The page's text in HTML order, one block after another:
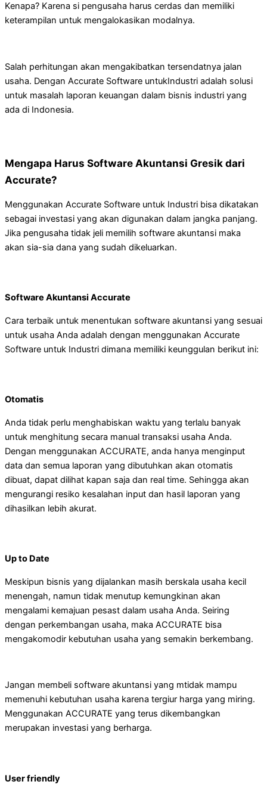
Kenapa? Karena si pengusaha harus cerdas dan memiliki
keterampilan untuk mengalokasikan modalnya.
Salah perhitungan akan mengakibatkan tersendatnya jalan
usaha. Dengan Accurate Software untukIndustri adalah solusi
untuk masalah laporan keuangan dalam bisnis industri yang
ada di Indonesia.
Mengapa Harus Software Akuntansi Gresik dari
Accurate?
Menggunakan Accurate Software untuk Industri bisa dikatakan
sebagai investasi yang akan digunakan dalam jangka panjang.
Jika pengusaha tidak jeli memilih software akuntansi maka
akan sia-sia dana yang sudah dikeluarkan.
Software Akuntansi Accurate
Cara terbaik untuk menentukan software akuntansi yang sesuai
untuk usaha Anda adalah dengan menggunakan Accurate
Software untuk Industri dimana memiliki keunggulan berikut ini:
Otomatis
Anda tidak perlu menghabiskan waktu yang terlalu banyak
untuk menghitung secara manual transaksi usaha Anda.
Dengan menggunakan ACCURATE, anda hanya menginput
data dan semua laporan yang dibutuhkan akan otomatis
dibuat, dapat dilihat kapan saja dan real time. Sehingga akan
mengurangi resiko kesalahan input dan hasil laporan yang
dihasilkan lebih akurat.
Up to Date
Meskipun bisnis yang dijalankan masih berskala usaha kecil
menengah, namun tidak menutup kemungkinan akan
mengalami kemajuan pesast dalam usaha Anda. Seiring
dengan perkembangan usaha, maka ACCURATE bisa
mengakomodir kebutuhan usaha yang semakin berkembang.
Jangan membeli software akuntansi yang mtidak mampu
memenuhi kebutuhan usaha karena tergiur harga yang miring.
Menggunakan ACCURATE yang terus dikembangkan
merupakan investasi yang berharga.
User friendly